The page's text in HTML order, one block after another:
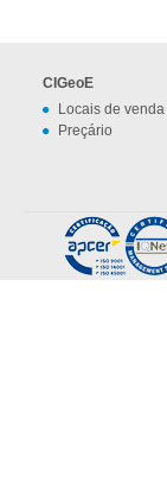
CIGeoE
Locais de venda
Preçário